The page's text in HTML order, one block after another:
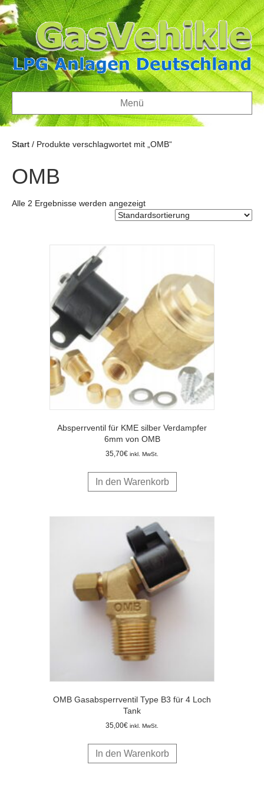
Menü
Start / Produkte verschlagwortet mit „OMB“
OMB
Alle 2 Ergebnisse werden angezeigt
Absperrventil für KME silber Verdampfer
6mm von OMB
35,70€ inkl. MwSt.
In den Warenkorb
OMB Gasabsperrventil Type B3 für 4 Loch
Tank
35,00€ inkl. MwSt.
In den Warenkorb